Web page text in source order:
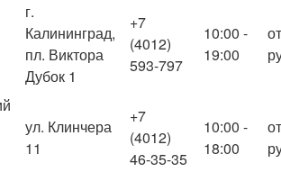
г.
Калининград,
пл. Виктора
Дубок 1
+7
(4012)
593-797
10:00 -
19:00
ул. Клинчера
11
+7
(4012)
46-35-35
10:00 -
18:00